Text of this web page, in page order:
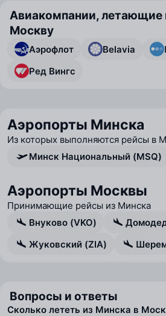
Авиакомпании, летающие
Москву
Аэрофлот Belavia
Ред Вингс
Аэропорты Минска
Из которых выполняются рейсы в
Минск Национальный (MSQ)
Аэропорты Москвы
Принимающие рейсы из Минска
Внуково (VKO)
Жуковский (ZIA)
Вопросы и ответы
Сколько лететь из Минска в